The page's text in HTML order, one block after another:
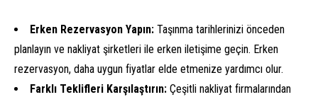
Erken Rezervasyon Yapın: Taşınma tarihlerinizi önceden
planlayın ve nakliyat şirketleri ile erken iletişime geçin. Erken
rezervasyon, daha uygun fiyatlar elde etmenize yardımcı olur.
Farklı Teklifleri Karşılaştırın: Çeşitli nakliyat firmalarından